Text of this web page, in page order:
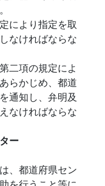
により指定を取
なければならな
二項の規定によ
らかじめ、都道
通知し、弁明及
なければならな
ー
、都道府県セン